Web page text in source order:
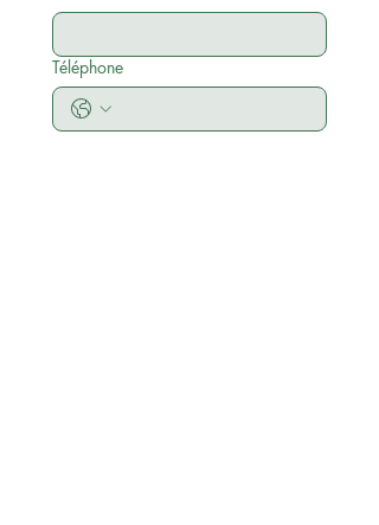
Téléphone